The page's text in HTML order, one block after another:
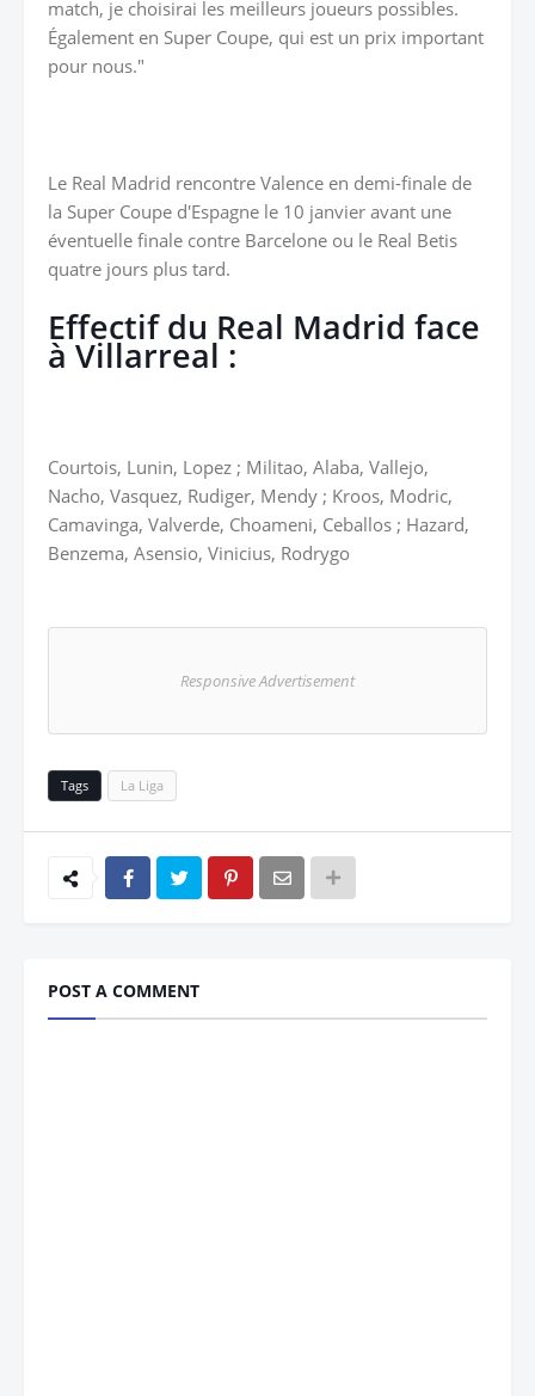
match, je choisirai les meilleurs joueurs possibles.
Également en Super Coupe, qui est un prix important
pour nous."
Le Real Madrid rencontre Valence en demi-finale de
la Super Coupe d'Espagne le 10 janvier avant une
éventuelle finale contre Barcelone ou le Real Betis
quatre jours plus tard.
Effectif du Real Madrid face
à Villarreal :
Courtois, Lunin, Lopez ; Militao, Alaba, Vallejo,
Nacho, Vasquez, Rudiger, Mendy ; Kroos, Modric,
Camavinga, Valverde, Choameni, Ceballos ; Hazard,
Benzema, Asensio, Vinicius, Rodrygo
Responsive Advertisement
Tags La Liga
POST A COMMENT